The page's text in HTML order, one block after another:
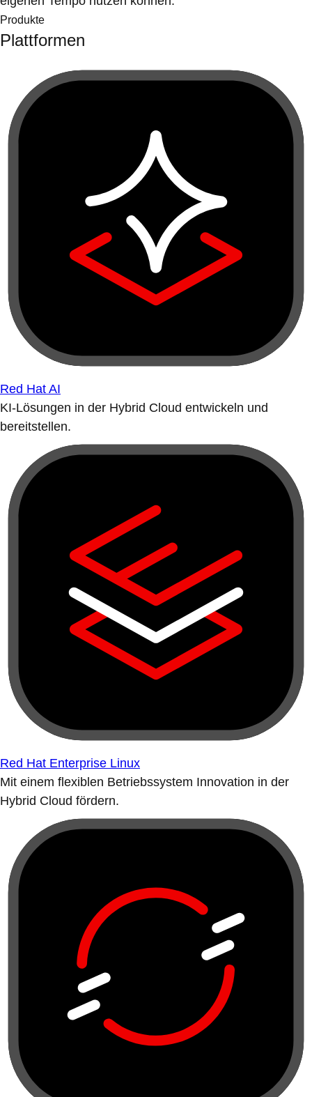
Produkte
Plattformen
Red Hat AI
KI-Lösungen in der Hybrid Cloud entwickeln und
bereitstellen.
Red Hat Enterprise Linux
Mit einem flexiblen Betriebssystem Innovation in der
Hybrid Cloud fördern.